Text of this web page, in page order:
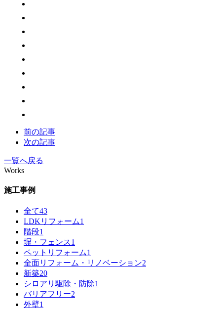
前の記事
次の記事
一覧へ戻る
Works
施工事例
全て43
LDKリフォーム1
階段1
塀・フェンス1
ペットリフォーム1
全面リフォーム・リノベーション2
新築20
シロアリ駆除・防除1
バリアフリー2
外壁1